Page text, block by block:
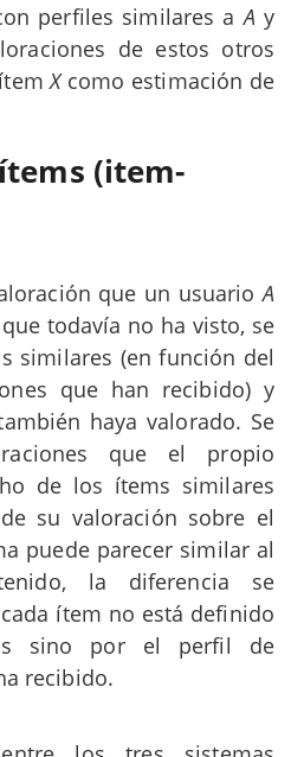
perfiles similares aA y
de estos otros
Xcomo estimación de
(item-
que un usuarioA
todavía no ha visto, se
similares (en función del
que han recibido) y
haya valorado. Se
que el propio
de los ítems similares
su valoración sobre el
puede parecer similar al
la diferencia se
ítem no está definido
sino por el perfil de
recibido.